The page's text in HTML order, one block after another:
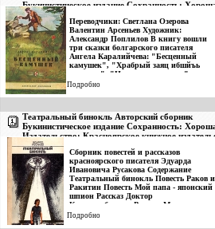
приложениях даны нормативные акты
Букинистическое издание Сохранность:
Издательство: Болгарский художник, 1977 г
переплет, 48 стр Тираж: 30120 экз Цветные
иллюстрации инфо 6228y.
Переводчики: Светлана Озерова
Валентин Арсеньев Художник:
Александр Поплилов В книгу вошли
три сказки болгарского писателя
Ангела Каралийчева: "Бесценный
камушек", "Храбрый заяц ибшйъь
волчица", "Непослушные дети"
Формат 8/60/90 (220 х 294 мм) Автор
Ангел Каралийчев.
Подробно
Театральный бинокль Авторский сборник
Букинистическое издание Сохранность:
Издательство: Красноярское книжное
1982 г Твердый переплет, 152 стр Тираж: 30000
Формат: 84x108/32 (~130х205 мм) инфо
Сборник повестей и рассказов
красноярского писателя Эдуарда
Ивановича Русакова Содержание
Театральный бинокль Повесть Раков и
Ракитин Повесть Мой папа - японский
шпион Рассказ Доктор
Касаткинбшижщ Рассказ Море
волнуется Рассказ Под пальмой Рассказ
Белый медведь Рассказ Шофер и
Подробно